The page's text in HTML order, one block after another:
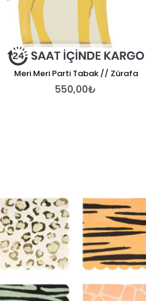
Meri Meri Parti Tabak // Zürafa
550,00₺